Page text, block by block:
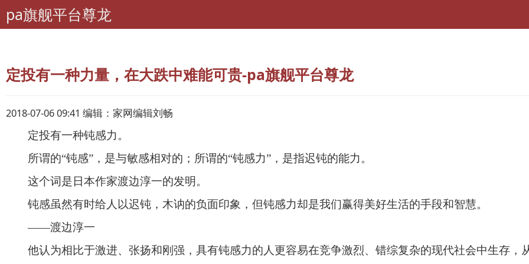
pa旗舰平台尊龙
pa旗舰平台尊龙 理财 理财指导
定投有一种力量，在大跌中难能可贵-pa旗舰平台尊龙
2018-07-06 09:41 编辑：家网编辑刘畅
定投有一种钝感力。
所谓的“钝感”，是与敏感相对的；所谓的“钝感力”，是指迟钝的能力。
这个词是日本作家渡边淳一的发明。
钝感虽然有时给人以迟钝，木讷的负面印象，但钝感力却是我们赢得美好生活的手段和智慧。
——渡边淳一
他认为相比于激进、张扬和刚强，具有钝感力的人更容易在竞争激烈、错综复杂的现代社会中生存，